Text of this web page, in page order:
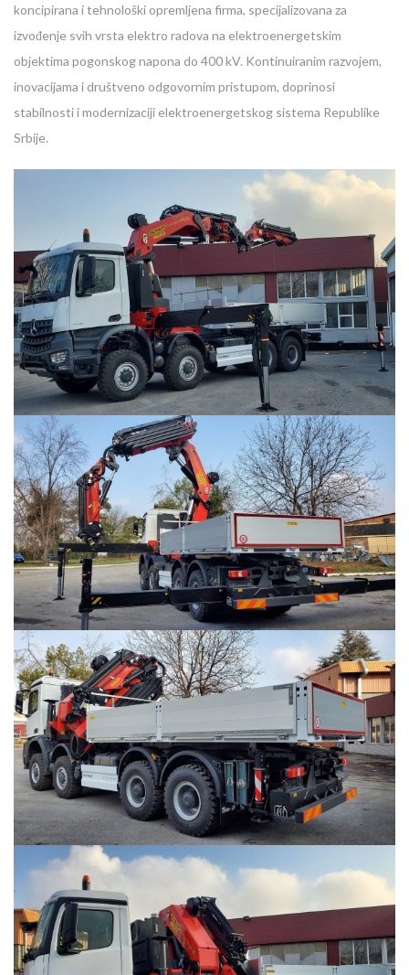
koncipirana i tehnološki opremljena firma, specijalizovana za
izvođenje svih vrsta elektro radova na elektroenergetskim
objektima pogonskog napona do 400 kV. Kontinuiranim razvojem,
inovacijama i društveno odgovornim pristupom, doprinosi
stabilnosti i modernizaciji elektroenergetskog sistema Republike
Srbije.